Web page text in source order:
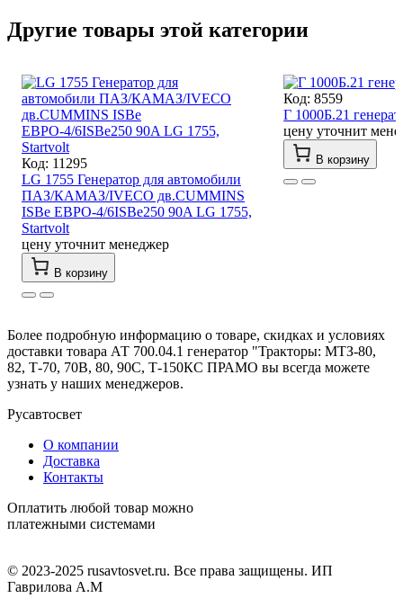
Другие товары этой категории
Код: 11295
LG 1755 Генератор для автомобили
ПАЗ/КАМАЗ/IVECO дв.CUMMINS
ISBe ЕВРО-4/6ISBe250 90A LG 1755,
Startvolt
цену уточнит менеджер
В корзину
Код: 8559
Г 1000Б.21
цену уточнит
В корзину
Более подробную информацию о товаре, скидках и условиях
доставки товара АТ 700.04.1 генератор "Тракторы: МТЗ-80,
82, Т-70, 70В, 80, 90С, Т-150КС ПРАМО вы всегда можете
узнать у наших менеджеров.
Русавтосвет
О компании
Доставка
Контакты
Оплатить любой товар можно
платежными системами
© 2023-2025 rusavtosvet.ru. Все права защищены. ИП
Гаврилова А.М